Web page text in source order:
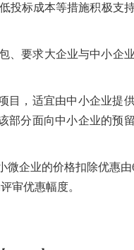
投标成本等措施积极支
、要求大企业与中小企
，适宜由中小企业提供
部分面向中小企业的预
企业的价格扣除优惠由
审优惠幅度。